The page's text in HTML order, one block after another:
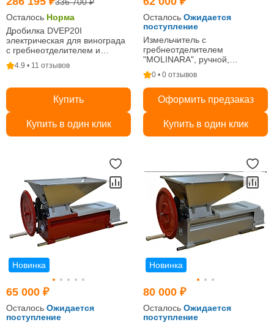
Осталось Норма
Дробилка DVEP20I
электрическая для винограда
с гребнеотделителем и
мезгонасосом
4.9 • 11 отзывов
Купить
Купить в один клик
Осталось Ожидается
поступление
Измельчитель с
гребнеотделителем
"MOLINARA", ручной,
крашенная
0 • 0 отзывов
Оформить предзаказ
Купить в один клик
Новинка
65 000 ₽
Осталось Ожидается
поступление
Новинка
80 000 ₽
Осталось Ожидается
поступление